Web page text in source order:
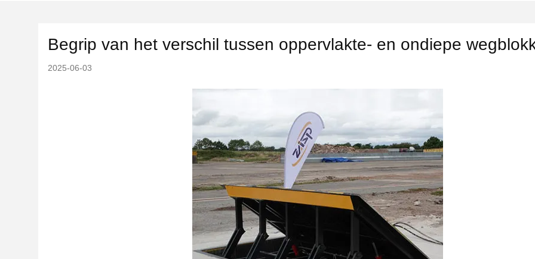
Begrip van het verschil tussen oppervlakte- en ondiepe
2025-06-03